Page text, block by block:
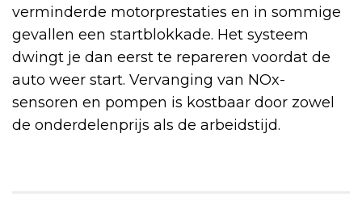
verminderde motorprestaties en in sommige
gevallen een startblokkade. Het systeem
dwingt je dan eerst te repareren voordat de
auto weer start. Vervanging van NOx-
sensoren en pompen is kostbaar door zowel
de onderdelenprijs als de arbeidstijd.